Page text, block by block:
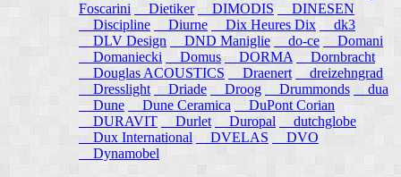
Foscarini
Dietiker DIMODIS
DINESEN
Discipline
Diurne Dix Heures Dix
dk3
DLV Design
DND Maniglie do-ce
Domani
Domaniecki
Domus DORMA
Dornbracht
Douglas ACOUSTICS
Draenert
dreizehngrad
Dresslight Driade Droog Drummonds
dua
Dune
Dune Ceramica
DuPont Corian
DURAVIT
Durlet Duropal
dutchglobe
Dux International
DVELAS
DVO
Dynamobel